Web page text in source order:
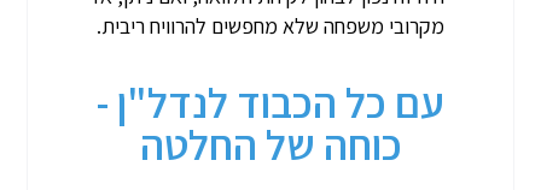
מקרובי משפחה שלא מחפשים להרוויח ריבית.
עם כל הכבוד לנדל"ן -
כוחה של החלטה